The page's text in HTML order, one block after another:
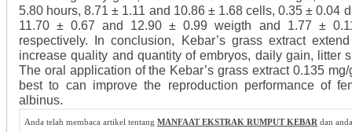
5.80 hours, 8.71 ± 1.11 and 10.86 ± 1.68 cells, 0.35 ± 0.04
11.70 ± 0.67 and 12.90 ± 0.99 weigth and 1.77 ±
respectively. In conclusion, Kebar’s grass extract
increase quality and quantity of embryos, daily gain, litter
The oral application of the Kebar’s grass extract 0.135
best to can improve the reproduction performance of
albinus.
Anda telah membaca artikel tentang MANFAAT EKSTRAK RUMPUT KEBAR dan